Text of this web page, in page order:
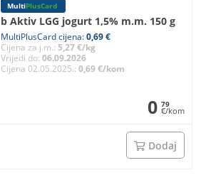
MultiPlusCard
b Aktiv LGG jogurt 1,5% m.m. 150 g
MultiPlusCard cijena:0,69 €
Cijena za j.m.:5,27 €/kg
Vrijedi do:06.09.2026
Cijena 02.05.2025.:0,69 €/kom
0 79
€/kom
Dodaj